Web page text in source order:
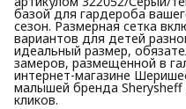
базой для гардероба
сезон. Размерная сетка
вариантов для детей
идеальный размер,
замеров, размещенной в
интернет-магазине
малышей бренда Sherysheff
кликов.